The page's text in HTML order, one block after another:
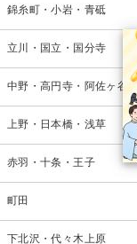
錦糸町・小岩・青砥
立川・国立・国分寺
中野・高円寺・阿佐ヶ谷
上野・日本橋・浅草
赤羽・十条・王子
町田
下北沢・代々木上原